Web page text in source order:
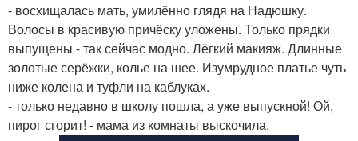
- восхищалась мать, умилённо глядя на Надюшку.
Волосы в красивую причёску уложены. Только прядки
выпущены - так сейчас модно. Лёгкий макияж. Длинные
золотые серёжки, колье на шее. Изумрудное платье чуть
ниже колена и туфли на каблуках.
- только недавно в школу пошла, а уже выпускной! Ой,
пирог сгорит! - мама из комнаты выскочила.